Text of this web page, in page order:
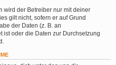
wird der Betreiber nur mit deiner
gilt nicht, sofern er auf Grund
der Daten (z. B. an
ist oder die Daten zur Durchsetzung